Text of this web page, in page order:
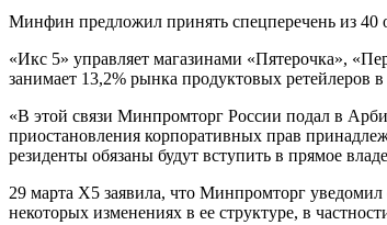
Минфин предложил принять спецперечень из
«Икс 5» управляет магазинами «Пятерочка»,
занимает 13,2% рынка продуктовых ретейлеров
«В этой связи Минпромторг России подал в
приостановления корпоративных прав
резиденты обязаны будут вступить в прямое
29 марта X5 заявила, что Минпромторг
некоторых изменениях в ее структуре, в